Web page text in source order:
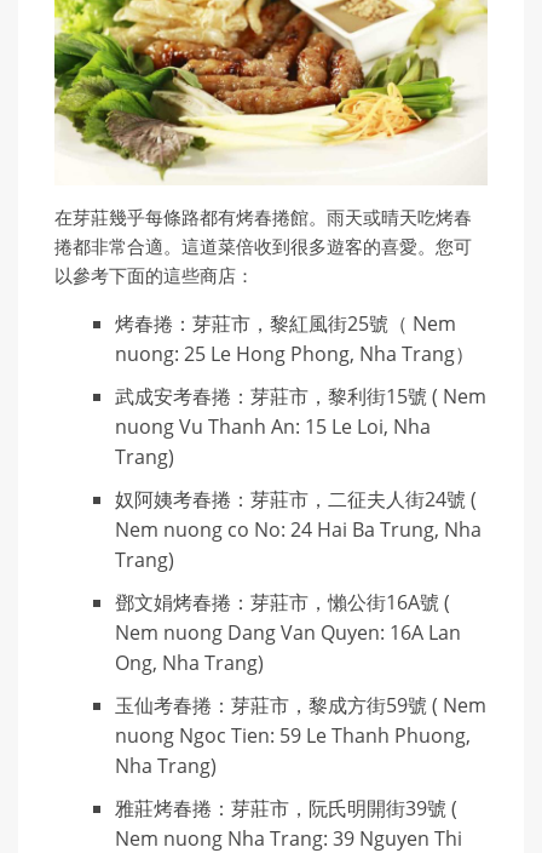
在芽莊幾乎每條路都有烤春捲館。雨天或晴天吃烤春
捲都非常合適。這道菜倍收到很多遊客的喜愛。您可
以參考下面的這些商店：
烤春捲：芽莊市，黎紅風街25號（ Nem
nuong: 25 Le Hong Phong, Nha Trang）
武成安考春捲：芽莊市，黎利街15號 ( Nem
nuong Vu Thanh An: 15 Le Loi, Nha
Trang)
奴阿姨考春捲：芽莊市，二征夫人街24號 (
Nem nuong co No: 24 Hai Ba Trung, Nha
Trang)
鄧文娟烤春捲：芽莊市，懶公街16A號 (
Nem nuong Dang Van Quyen: 16A Lan
Ong, Nha Trang)
玉仙考春捲：芽莊市，黎成方街59號 ( Nem
nuong Ngoc Tien: 59 Le Thanh Phuong,
Nha Trang)
雅莊烤春捲：芽莊市，阮氏明開街39號 (
Nem nuong Nha Trang: 39 Nguyen Thi